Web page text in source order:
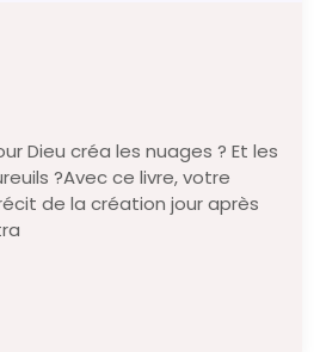
Dieu créa les nuages ? Et les
?Avec ce livre, votre
de la création jour après